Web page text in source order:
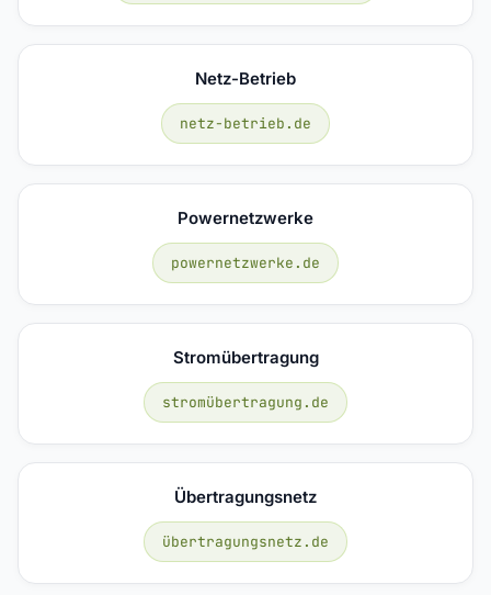
Netz-Betrieb
netz-betrieb.de
Powernetzwerke
powernetzwerke.de
Stromübertragung
stromübertragung.de
Übertragungsnetz
übertragungsnetz.de